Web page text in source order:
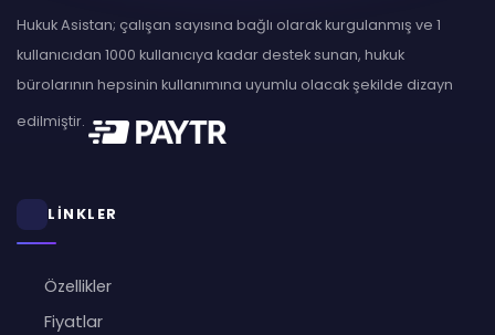
Hukuk Asistan; çalışan sayısına bağlı olarak kurgulanmış ve 1
kullanıcıdan 1000 kullanıcıya kadar destek sunan, hukuk
bürolarının hepsinin kullanımına uyumlu olacak şekilde dizayn
edilmiştir.
LİNKLER
Özellikler
Fiyatlar